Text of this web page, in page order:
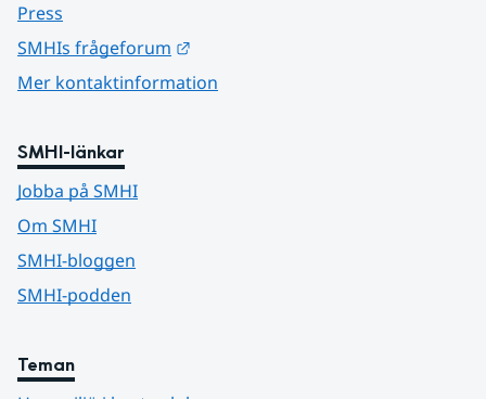
Press
SMHIs frågeforum
Mer kontaktinformation
SMHI-länkar
Jobba på SMHI
Om SMHI
SMHI-bloggen
SMHI-podden
Teman